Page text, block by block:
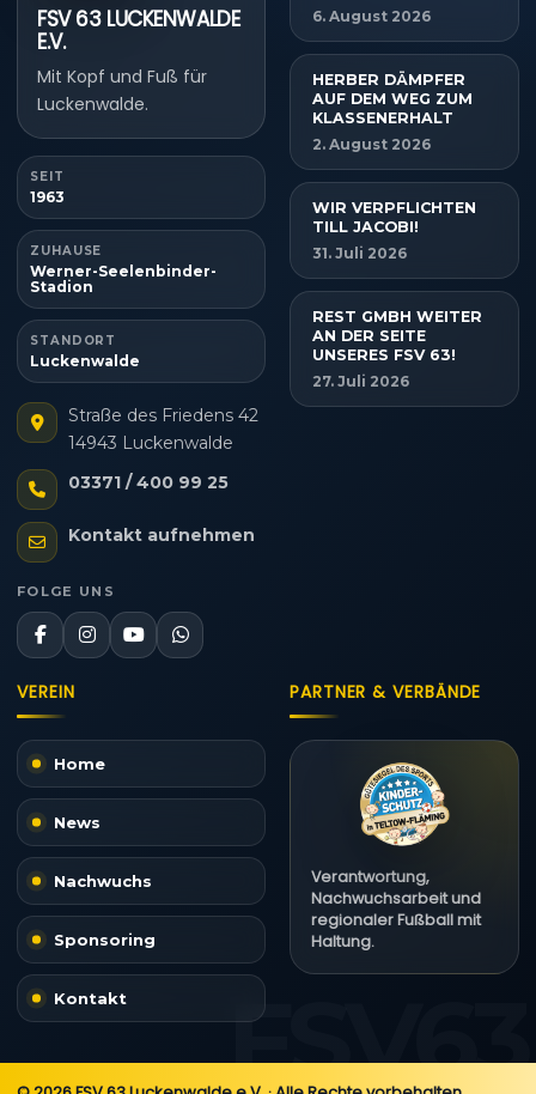
FSV 63 LUCKENWALDE
E.V.
Mit Kopf und Fuß für
Luckenwalde.
SEIT
1963
ZUHAUSE
Werner-Seelenbinder-
Stadion
STANDORT
Luckenwalde
Straße des Friedens 42
14943 Luckenwalde
03371 / 400 99 25
Kontakt aufnehmen
FOLGE UNS
6. August 2026
HERBER DÄMPFER
AUF DEM WEG ZUM
KLASSENERHALT
2. August 2026
WIR VERPFLICHTEN
TILL JACOBI!
31. Juli 2026
REST GMBH WEITER
AN DER SEITE
UNSERES FSV 63!
27. Juli 2026
VEREIN
Home
News
Nachwuchs
Sponsoring
Kontakt
PARTNER & VERBÄNDE
Verantwortung,
Nachwuchsarbeit und
regionaler Fußball mit
Haltung.